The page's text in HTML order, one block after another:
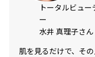
トータルビュ
ー
水井 真理子さん
肌を見るだけで、そ